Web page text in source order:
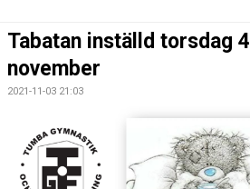
BESKRIVNING AV PASSEN
BILDGALLERI
DOKUMENT
TRÄNINGSRESA
Tabatan inställd torsdag 4
november
2021-11-03 21:03